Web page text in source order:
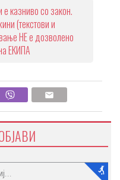
казниво со закон.
(текстови и
НЕ е дозволено
ЕКИПА